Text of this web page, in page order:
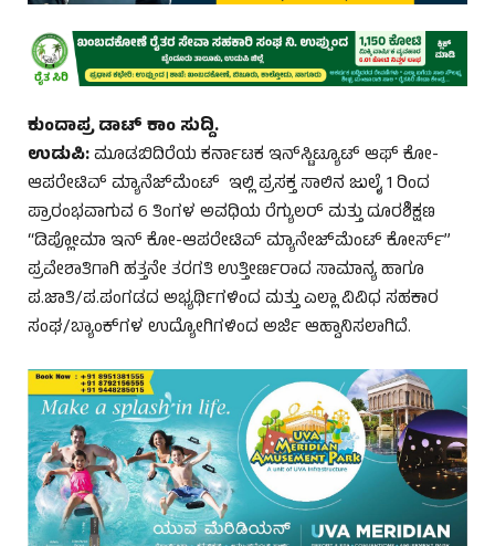
ಕುಂದಾಪ್ರ ಡಾಟ್‌ ಕಾಂ ಸುದ್ದಿ.
ಉಡುಪಿ:ಮೂಡಬಿದಿರೆಯ ಕರ್ನಾಟಕ ಇನ್‌ಸ್ಟಿಟ್ಯೂಟ್ ಆಫ್ ಕೋ-
ಆಪರೇಟಿವ್ ಮ್ಯಾನೆಜ್‌ಮೆಂಟ್ ಇಲ್ಲಿ ಪ್ರಸಕ್ತ ಸಾಲಿನ ಜುಲೈ 1 ರಿಂದ
ಪ್ರಾರಂಭವಾಗುವ 6 ತಿಂಗಳ ಅವಧಿಯ ರೆಗ್ಯುಲರ್ ಮತ್ತು ದೂರಶಿಕ್ಷಣ
“ಡಿಪ್ಲೋಮಾ ಇನ್ ಕೋ-ಆಪರೇಟಿವ್ ಮ್ಯಾನೇಜ್‌ಮೆಂಟ್ ಕೋರ್ಸ್”
ಪ್ರವೇಶಾತಿಗಾಗಿ ಹತ್ತನೇ ತರಗತಿ ಉತ್ತೀರ್ಣರಾದ ಸಾಮಾನ್ಯ ಹಾಗೂ
ಪ.ಜಾತಿ/ಪ.ಪಂಗಡದ ಅಭ್ಯರ್ಥಿಗಳಿಂದ ಮತ್ತು ಎಲ್ಲಾ ವಿವಿಧ ಸಹಕಾರ
ಸಂಘ/ಬ್ಯಾಂಕ್‌ಗಳ ಉದ್ಯೋಗಿಗಳಿಂದ ಅರ್ಜಿ ಆಹ್ವಾನಿಸಲಾಗಿದೆ.